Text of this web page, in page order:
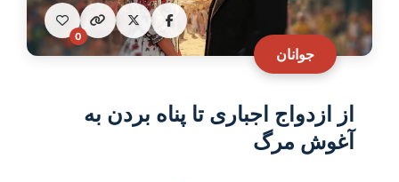
جوانان
0
از ازدواج اجباری تا پناه بردن به
آغوش مرگ